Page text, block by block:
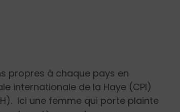
propres à chaque pays en
internationale de la Haye (CPI)
Ici une femme qui porte plainte